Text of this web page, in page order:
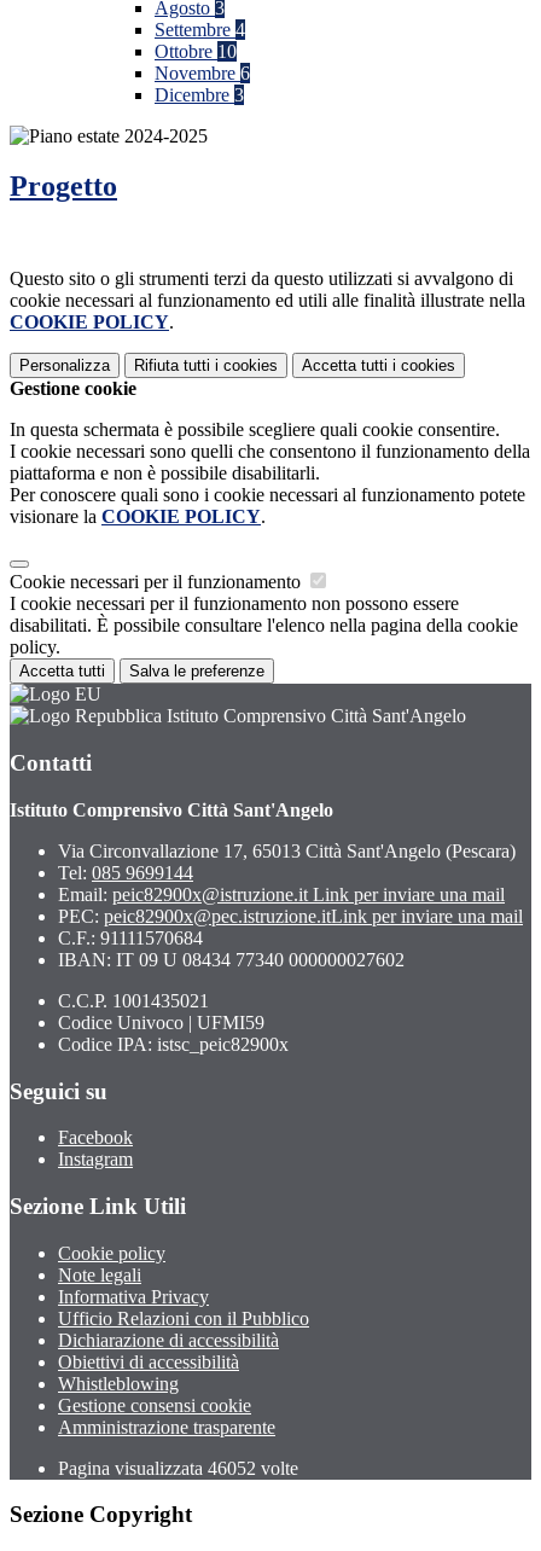
Agosto 3
Settembre 4
Ottobre 10
Novembre 6
Dicembre 3
Progetto
Questo sito o gli strumenti terzi da questo utilizzati si avvalgono di
cookie necessari al funzionamento ed utili alle finalità illustrate nella
COOKIE POLICY.
Personalizza Rifiuta tutti i cookies Accetta tutti i cookies
Gestione cookie
In questa schermata è possibile scegliere quali cookie consentire.
I cookie necessari sono quelli che consentono il funzionamento della
piattaforma e non è possibile disabilitarli.
Per conoscere quali sono i cookie necessari al funzionamento potete
visionare la COOKIE POLICY.
Cookie necessari per il funzionamento
I cookie necessari per il funzionamento non possono essere
disabilitati. È possibile consultare l'elenco nella pagina della cookie
policy.
Accetta tutti Salva le preferenze
Istituto Comprensivo Città Sant'Angelo
Contatti
Istituto Comprensivo Città Sant'Angelo
Via Circonvallazione 17, 65013 Città Sant'Angelo (Pescara)
Tel: 085 9699144
Email: peic82900x@istruzione.it Link per inviare una mail
PEC: peic82900x@pec.istruzione.itLink per inviare una mail
C.F.: 91111570684
IBAN: IT 09 U 08434 77340 000000027602
C.C.P. 1001435021
Codice Univoco | UFMI59
Codice IPA: istsc_peic82900x
Seguici su
Facebook
Instagram
Sezione Link Utili
Cookie policy
Note legali
Informativa Privacy
Ufficio Relazioni con il Pubblico
Dichiarazione di accessibilità
Obiettivi di accessibilità
Whistleblowing
Gestione consensi cookie
Amministrazione trasparente
Pagina visualizzata 46052 volte
Sezione Copyright